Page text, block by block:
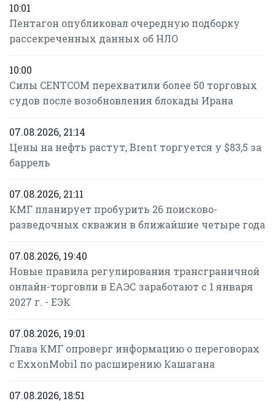
10:01
Пентагон опубликовал очередную подборку
рассекреченных данных об НЛО
10:00
Силы CENTCOM перехватили более 50 торговых
судов после возобновления блокады Ирана
07.08.2026, 21:14
Цены на нефть растут, Brent торгуется у $83,5 за
баррель
07.08.2026, 21:11
КМГ планирует пробурить 26 поисково-
разведочных скважин в ближайшие четыре года
07.08.2026, 19:40
Новые правила регулирования трансграничной
онлайн-торговли в ЕАЭС заработают с 1 января
2027 г. - ЕЭК
07.08.2026, 19:01
Глава КМГ опроверг информацию о переговорах
с ExxonMobil по расширению Кашагана
07.08.2026, 18:51